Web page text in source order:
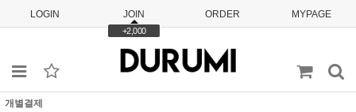
LOGIN JOIN
+2,000
ORDER MYPAGE
개별결제